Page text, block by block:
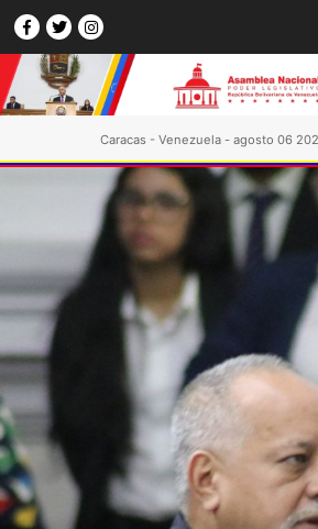
Caracas - Venezuela - agosto 06